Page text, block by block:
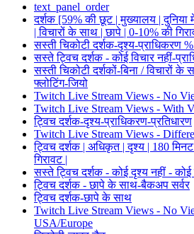
text_panel_order
दर्शक [59% की छूट | मुख्यालय |
| विचारों के साथ | छापे | 0-10% की
सस्ती चिकोटी दर्शक-दृश्य-प्राधिकरण
सस्ते ट्विच दर्शक - कोई विचार नहीं-
सस्ती चिकोटी दर्शकों-बिना / विचारों
फ्लोटिंग-जियो
Twitch Live Stream Views - No
Twitch Live Stream Views - With
ट्विच दर्शक-दृश्य-प्राधिकरण-प्रतिधारण
Twitch Live Stream Views -
ट्विच दर्शक | अधिकृत | दृश्य | 180
गिरावट |
सस्ते ट्विच दर्शक - कोई दृश्य नहीं - कोई
ट्विच दर्शक - छापे के साथ-बैकअप सर्वर
ट्विच दर्शक-छापे के साथ
Twitch Live Stream Views - No
USA/Europe